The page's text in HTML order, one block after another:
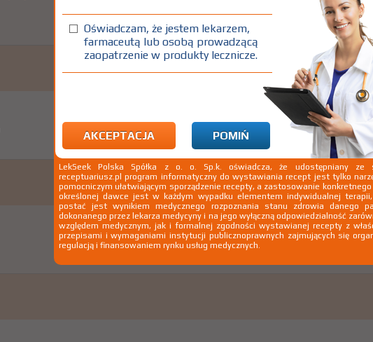
Oświadczam, że jestem lekarzem,
farmaceutą lub osobą prowadzącą
zaopatrzenie w produkty lecznicze.
AKCEPTACJA POMIŃ
LekSeek Polska Spółka z o. o. Sp.k. oświadcza, że udostępniany ze
receptuariusz.pl program informatyczny do wystawiania recept jest tylko
pomocniczym ułatwiającym sporządzenie recepty, a zastosowanie
określonej dawce jest w każdym wypadku elementem indywidualnej
postać jest wynikiem medycznego rozpoznania stanu zdrowia danego
dokonanego przez lekarza medycyny i na jego wyłączną odpowiedzialność
względem medycznym, jak i formalnej zgodności wystawianej recepty z
przepisami i wymaganiami instytucji publicznoprawnych zajmujących się
regulacją i finansowaniem rynku usług medycznych.